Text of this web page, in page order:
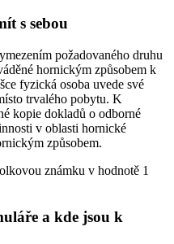
s sebou
požadovaného druhu
hornickým způsobem k
fyzická osoba uvede své
trvalého pobytu. K
kopie dokladů o odborné
v oblasti hornické
způsobem.
známku v hodnotě 1
a kde jsou k